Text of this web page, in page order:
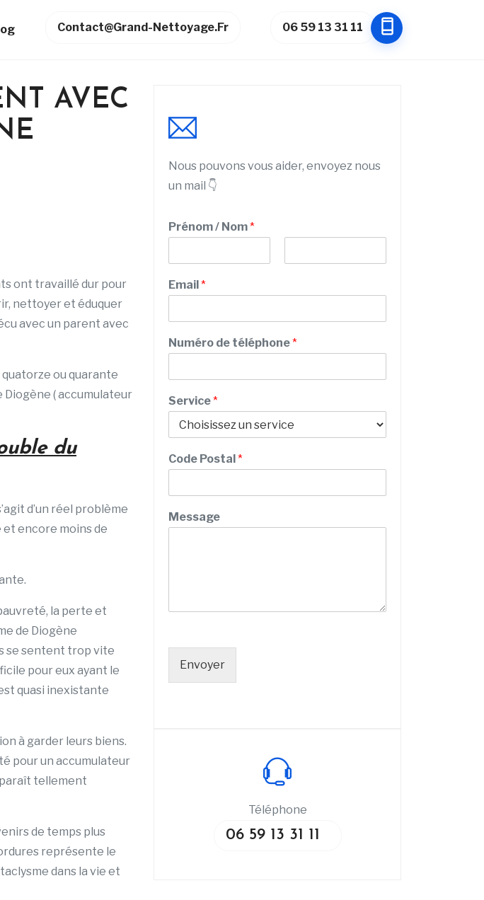
Contact@grand-Nettoyage.fr 06 59 13 31 11
AVEC
ont travaillé dur pour
nettoyer et éduquer
avec un parent avec
ou quarante
( accumulateur
du
d’un réel problème
et encore moins de
la perte et
de Diogène
se sentent trop vite
pour eux ayant le
quasi inexistante
à garder leurs biens.
pour un accumulateur
tellement
de temps plus
représente le
dans la vie et
Nous pouvons vous aider, envoyez nous
un mail 👇
Prénom / Nom*
r
é
m
Email*
S
e
v
c
P
é
/
Numéro de téléphone*
Service*
Code Postal*
Message
Envoyer
Téléphone
06 59 13 31 11